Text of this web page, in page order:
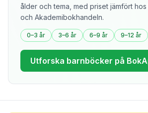
ålder och tema, med priset jämfört
och Akademibokhandeln.
0–3 år 3–6 år 6–9 år 9–12 år
Utforska barnböcker på